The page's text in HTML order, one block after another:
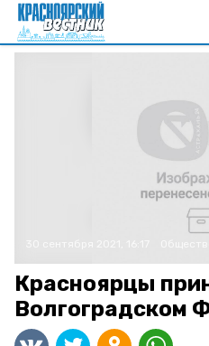
Красноярцы
Волгоградском